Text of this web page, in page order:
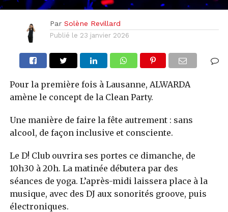
Par Solène Revillard
Publié le 23 janvier 2026
Pour la première fois à Lausanne, ALWARDA
amène le concept de la Clean Party.
Une manière de faire la fête autrement : sans
alcool, de façon inclusive et consciente.
Le D! Club ouvrira ses portes ce dimanche, de
10h30 à 20h. La matinée débutera par des
séances de yoga. L’après-midi laissera place à la
musique, avec des DJ aux sonorités groove, puis
électroniques.